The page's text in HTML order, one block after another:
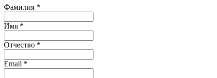
Фамилия *
Имя *
Отчество *
Email *